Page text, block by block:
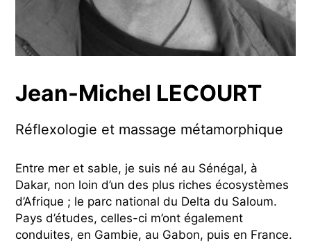
Jean-Michel LECOURT
Réflexologie et massage métamorphique
Entre mer et sable, je suis né au Sénégal, à
Dakar, non loin d’un des plus riches écosystèmes
d’Afrique ; le parc national du Delta du Saloum.
Pays d’études, celles-ci m’ont également
conduites, en Gambie, au Gabon, puis en France.